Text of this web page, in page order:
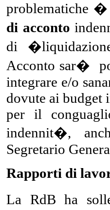
problematiche
di acconto
di
Acconto sar�
integrare e/o
dovute ai budget
per il
indennit�,
Segretario
Rapporti di
La RdB ha